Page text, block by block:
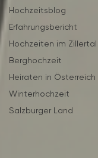
Hochzeitsblog
Erfahrungsbericht
Hochzeiten im Zillertal
Berghochzeit
Heiraten in Österreich
Winterhochzeit
Salzburger Land